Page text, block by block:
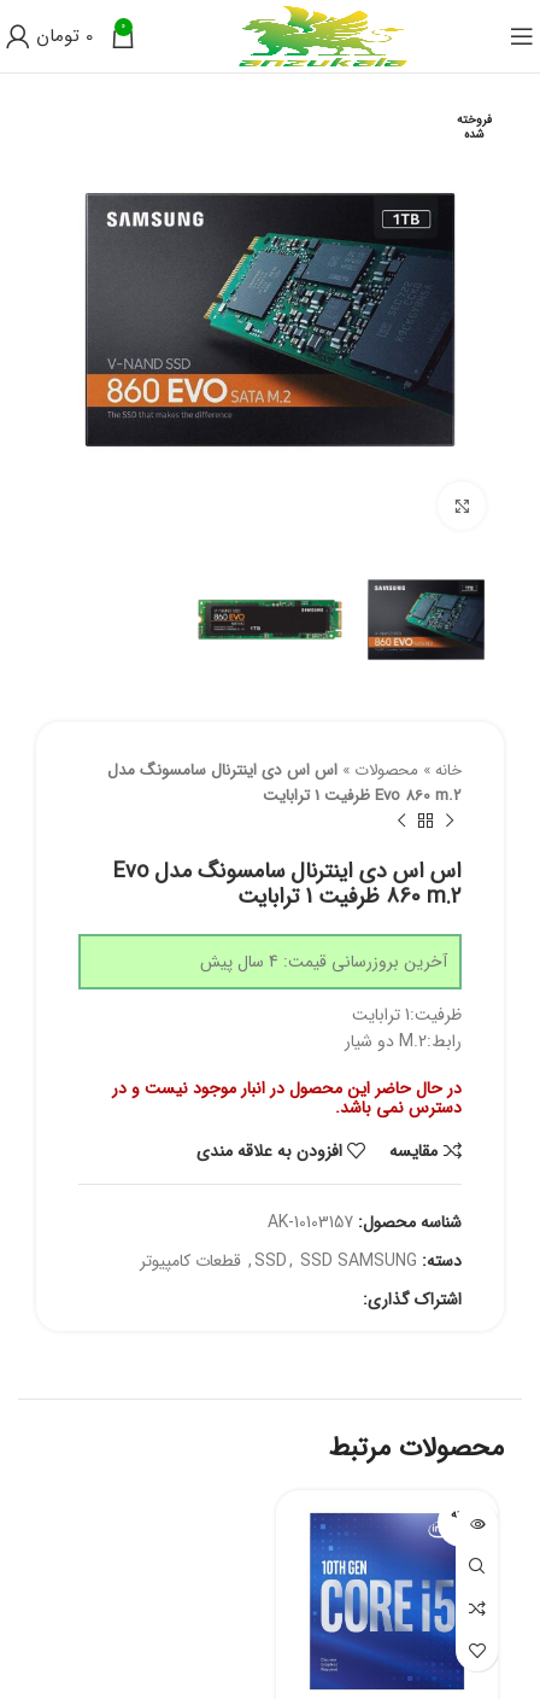
0
0 تومان
فروخته
شده
خانه» محصولات » اس اس دی اینترنال سامسونگ مدل
Evo 860 m.2 ظرفیت 1 ترابایت
اس اس دی اینترنال سامسونگ مدل Evo
860 m.2 ظرفیت 1 ترابایت
آخرین بروزرسانی قیمت: 4 سال پیش
ظرفیت:1 ترابایت
رابط:M.2 دو شیار
در حال حاضر این محصول در انبار موجود نیست و در
دسترس نمی باشد.
مقايسه
افزودن به علاقه مندی
شناسه محصول: AK-10103157
دسته:
SSD, SSD SAMSUNG
, قطعات کامپیوتر
اشتراک گذاری:
محصولات مرتبط
فروخته
شده